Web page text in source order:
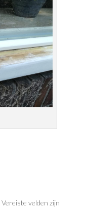
Vereiste velden zijn